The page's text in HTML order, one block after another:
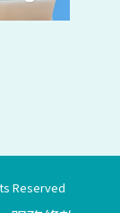
Reserved